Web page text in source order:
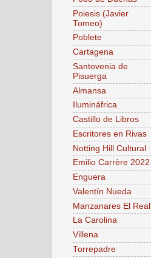
Poiesis (Javier
Tomeo)
Poblete
Cartagena
Santovenia de
Pisuerga
Almansa
Ilumináfrica
Castillo de Libros
Escritores en Rivas
Notting Hill Cultural
Emilio Carrère 2022
Enguera
Valentín Nueda
Manzanares El Real
La Carolina
Villena
Torrepadre